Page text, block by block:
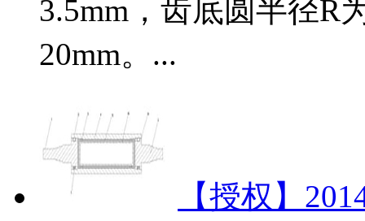
3.5mm，齿底圆半径R
20mm。...
【授权】